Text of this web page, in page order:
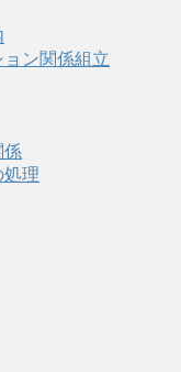
ン関係組立
係
処理